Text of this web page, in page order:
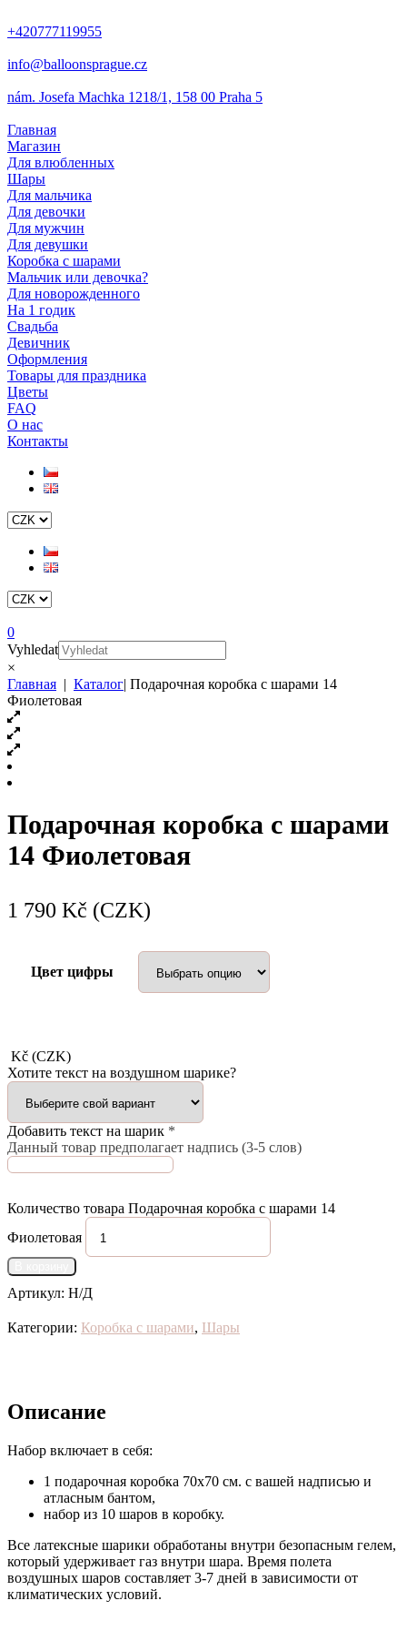
+420777119955
info@balloonsprague.cz
nám. Josefa Machka 1218/1, 158 00 Praha 5
Главная
Магазин
Для влюбленных
Шары
Для мальчика
Для девочки
Для мужчин
Для девушки
Коробка с шарами
Мальчик или девочка?
Для новорожденного
На 1 годик
Свадьба
Девичник
Оформления
Товары для праздника
Цветы
FAQ
О нас
Контакты
0
Vyhledat
×
Главная | Каталог| Подарочная коробка с шарами 14
Фиолетовая
Подарочная коробка с шарами
14 Фиолетовая
1 790 Kč (CZK)
Цвет цифры
Kč (CZK)
Хотите текст на воздушном шарике?
Добавить текст на шарик *
Данный товар предполагает надпись (3-5 слов)
Количество товара Подарочная коробка с шарами 14
Фиолетовая
Артикул: Н/Д
Категории: Коробка с шарами, Шары
Описание
Набор включает в себя:
1 подарочная коробка 70х70 см. с вашей надписью и
атласным бантом,
набор из 10 шаров в коробку.
Все латексные шарики обработаны внутри безопасным гелем,
который удерживает газ внутри шара. Время полета
воздушных шаров составляет 3-7 дней в зависимости от
климатических условий.